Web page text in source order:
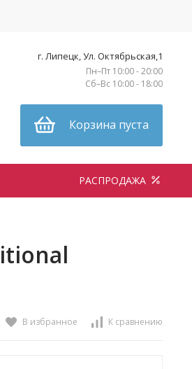
г. Липецк, Ул. Октябрьская,1
Пн–Пт 10:00 - 20:00
Сб–Вс 10:00 - 18:00
Корзина пуста
РАСПРОДАЖА
В избранное К сравнению